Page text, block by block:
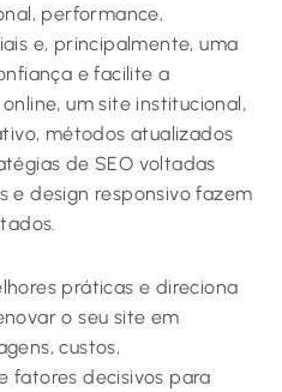
performance,
e, principalmente, uma
e facilite a
um site institucional,
métodos atualizados
de SEO voltadas
e design responsivo fazem
práticas e direciona
o seu site em
custos,
fatores decisivos para